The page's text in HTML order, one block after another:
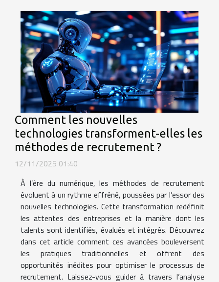
Comment les nouvelles
technologies transforment-elles les
méthodes de recrutement ?
12/11/2025 01:40
À l’ère du numérique, les méthodes de recrutement
évoluent à un rythme effréné, poussées par l’essor des
nouvelles technologies. Cette transformation redéfinit
les attentes des entreprises et la manière dont les
talents sont identifiés, évalués et intégrés. Découvrez
dans cet article comment ces avancées bouleversent
les pratiques traditionnelles et offrent des
opportunités inédites pour optimiser le processus de
recrutement. Laissez-vous guider à travers l’analyse